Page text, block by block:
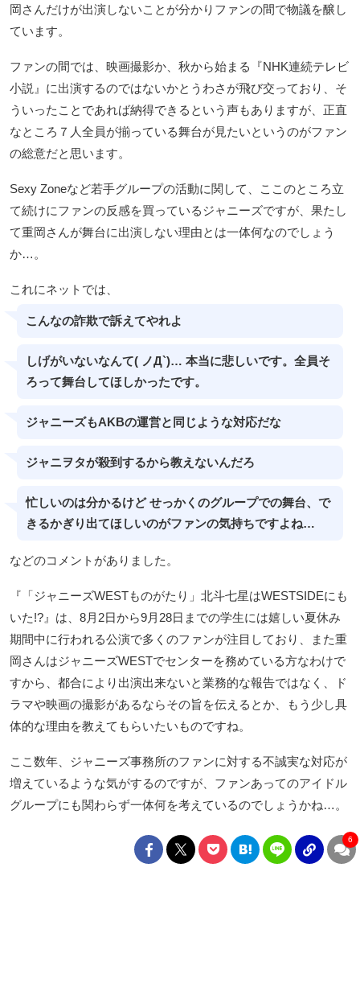
岡さんだけが出演しないことが分かりファンの間で物議を醸し
ています。
ファンの間では、映画撮影か、秋から始まる『NHK連続テレビ
小説』に出演するのではないかとうわさが飛び交っており、そ
ういったことであれば納得できるという声もありますが、正直
なところ７人全員が揃っている舞台が見たいというのがファン
の総意だと思います。
Sexy Zoneなど若手グループの活動に関して、ここのところ立
て続けにファンの反感を買っているジャニーズですが、果たし
て重岡さんが舞台に出演しない理由とは一体何なのでしょう
か…。
これにネットでは、
こんなの詐欺で訴えてやれよ
しげがいないなんて( ノД`)… 本当に悲しいです。全員そ
ろって舞台してほしかったです。
ジャニーズもAKBの運営と同じような対応だな
ジャニヲタが殺到するから教えないんだろ
忙しいのは分かるけど せっかくのグループでの舞台、で
きるかぎり出てほしいのがファンの気持ちですよね…
などのコメントがありました。
『「ジャニーズWESTものがたり」北斗七星はWESTSIDEにも
いた!?』は、8月2日から9月28日までの学生には嬉しい夏休み
期間中に行われる公演で多くのファンが注目しており、また重
岡さんはジャニーズWESTでセンターを務めている方なわけで
すから、都合により出演出来ないと業務的な報告ではなく、ド
ラマや映画の撮影があるならその旨を伝えるとか、もう少し具
体的な理由を教えてもらいたいものですね。
ここ数年、ジャニーズ事務所のファンに対する不誠実な対応が
増えているような気がするのですが、ファンあってのアイドル
グループにも関わらず一体何を考えているのでしょうかね…。
6